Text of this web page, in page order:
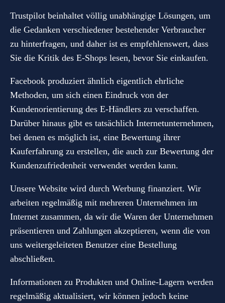
Trustpilot beinhaltet völlig unabhängige Lösungen, um
die Gedanken verschiedener bestehender Verbraucher
zu hinterfragen, und daher ist es empfehlenswert, dass
Sie die Kritik des E-Shops lesen, bevor Sie einkaufen.
Facebook produziert ähnlich eigentlich ehrliche
Methoden, um sich einen Eindruck von der
Kundenorientierung des E-Händlers zu verschaffen.
Darüber hinaus gibt es tatsächlich Internetunternehmen,
bei denen es möglich ist, eine Bewertung ihrer
Kauferfahrung zu erstellen, die auch zur Bewertung der
Kundenzufriedenheit verwendet werden kann.
Unsere Website wird durch Werbung finanziert. Wir
arbeiten regelmäßig mit mehreren Unternehmen im
Internet zusammen, da wir die Waren der Unternehmen
präsentieren und Zahlungen akzeptieren, wenn die von
uns weitergeleiteten Benutzer eine Bestellung
abschließen.
Informationen zu Produkten und Online-Lagern werden
regelmäßig aktualisiert, wir können jedoch keine